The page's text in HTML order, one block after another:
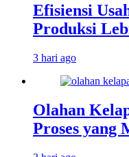
Efisiensi
Produksi
3 hari ago
Olahan
Proses yang